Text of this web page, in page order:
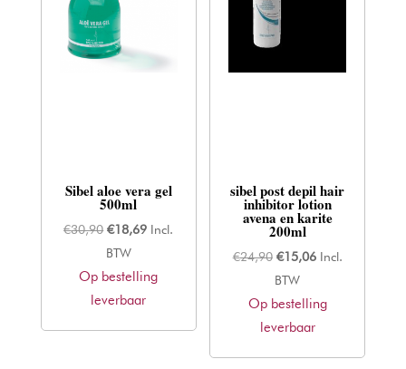
Sibel aloe vera gel
500ml
€30,90 Oorspronkelijke
prijs
was:
€30,90.
€18,69Huidige
is:
Incl.
BTW
Op bestelling
leverbaar
sibel post depil hair
inhibitor lotion
avena en karite
200ml
€24,90 Oorspronkelijke
prijs
was:
€24,90.
€15,06Huidige
is:
€15,06.
Incl.
BTW
Op bestelling
leverbaar